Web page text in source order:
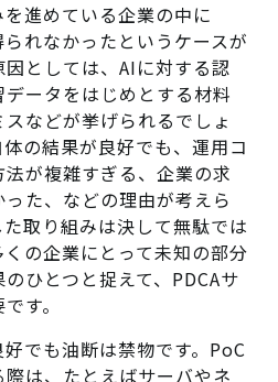
進めている企業の中に
れなかったというケースが
としては、AIに対する認
ータをはじめとする材料
などが挙げられるでしょ
の結果が良好でも、運用コ
が複雑すぎる、企業の求
た、などの理由が考えら
取り組みは決して無駄では
の企業にとって未知の部分
ひとつと捉えて、PDCAサ
す。
でも油断は禁物です。PoC
は、たとえばサーバやネ